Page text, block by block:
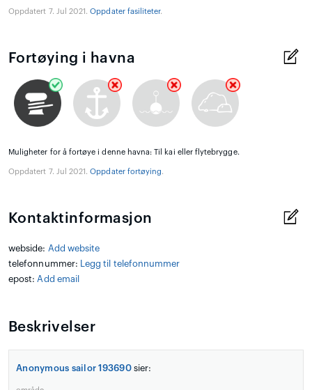
Oppdatert 7. Jul 2021.Oppdater fasiliteter.
Fortøying i havna
Muligheter for å fortøye i denne havna: Til kai eller flytebrygge.
Oppdatert 7. Jul 2021.Oppdater fortøying.
Kontaktinformasjon
webside: Add website
telefonnummer:
Legg til telefonnummer
epost: Add email
Beskrivelser
Anonymous sailor 193690sier: